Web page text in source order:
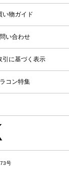
い物ガイド
い合わせ
引に基づく表示
コン特集
号